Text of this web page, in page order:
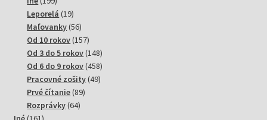
produktov
Leporelá 1919
produktov
Maľovanky 5656
produktov
Od 10 rokov 157157
produktov
Od 3 do 5 rokov 148148
produktov
Od 6 do 9 rokov 458458
produktov
Pracovné zošity 4949
Prvé čítanie 8989
Rozprávky 6464
161